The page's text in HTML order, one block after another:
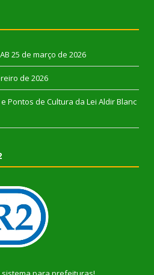
25 de março de 2026
de 2026
Pontos de Cultura da Lei Aldir Blanc